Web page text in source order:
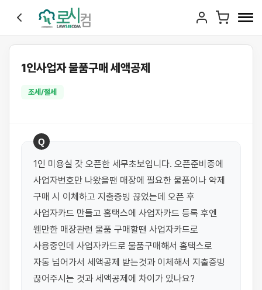
1인사업자 물품구매 세액공제
조세/절세
Q
1인 미용실 갓 오픈한 세무초보입니다. 오픈준비중에
사업자번호만 나왔을땐 매장에 필요한 물품이나 약제
구매 시 이체하고 지출증빙 끊었는데 오픈 후
사업자카드 만들고 홈택스에 사업자카드 등록 후엔
웬만한 매장관련 물품 구매할땐 사업자카드로
사용중인데 사업자카드로 물품구매해서 홈택스로
자동 넘어가서 세액공제 받는것과 이체해서 지출증빙
끊어주시는 것과 세액공제에 차이가 있나요?